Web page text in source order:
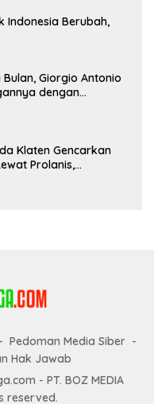
Indonesia Berubah,
Giorgio Antonio
dengan
Klaten Gencarkan
Prolanis,
Pedoman Media Siber
Hak Jawab
- PT. BOZ MEDIA
reserved.